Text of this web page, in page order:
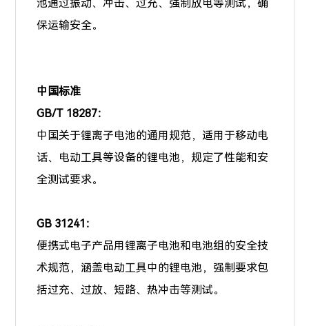
池通过振动、冲击、过充、强制放电等测试，确
保运输安全。
中国标准
GB/T 18287：
中国关于锂离子电池的通用规范，适用于移动电
话、电动工具等设备的锂电池，规定了性能和安
全测试要求。
GB 31241：
便携式电子产品用锂离子电池和电池组的安全技
术规范，涵盖电动工具中的锂电池，强制要求包
括过充、过放、短路、热冲击等测试。